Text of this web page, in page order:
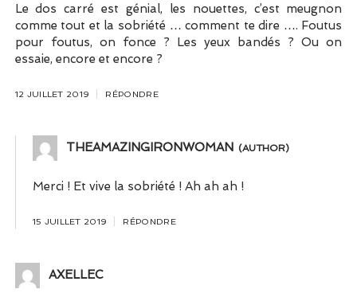
Le dos carré est génial, les nouettes, c’est meugnon
comme tout et la sobriété … comment te dire …. Foutus
pour foutus, on fonce ? Les yeux bandés ? Ou on
essaie, encore et encore ?
12 JUILLET 2019 RÉPONDRE
THEAMAZINGIRONWOMAN
Merci ! Et vive la sobriété ! Ah ah ah !
15 JUILLET 2019 RÉPONDRE
AXELLEC